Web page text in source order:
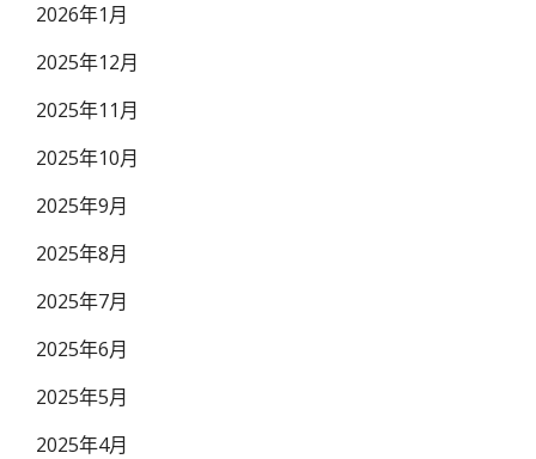
2026年1月
2025年12月
2025年11月
2025年10月
2025年9月
2025年8月
2025年7月
2025年6月
2025年5月
2025年4月